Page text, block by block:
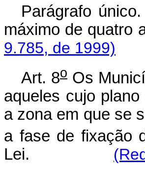
Parágrafo
máximo de
9.785, de 1999)
Art. 8o Os
aqueles cujo
a zona em que se
a fase de fixação
Lei.